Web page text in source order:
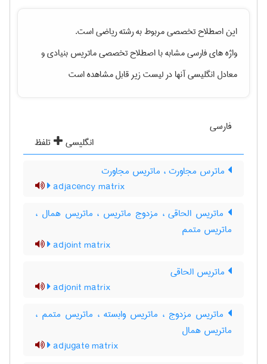
این اصطلاح تخصصی مربوط به رشتهرياضیاست.
واژه های فارسی مشابه با اصطلاح تخصصیماتریس بنیادیو
معادل انگلیسی آنها در لیست زیر قابل مشاهده است
فارسی
انگلیسی
تلفظ
ماترس مجاورت ، ماتریس مجاورت
adjacency matrix
ماتریس الحاقی ، مزدوج ماتریس ، ماتریس همال ،
ماتریس متمم
adjoint matrix
ماتریس الحاقی
adjonit matrix
ماتریس مزدوج ، ماتریس وابسته ، ماتریس متمم ،
ماتریس همال
adjugate matrix